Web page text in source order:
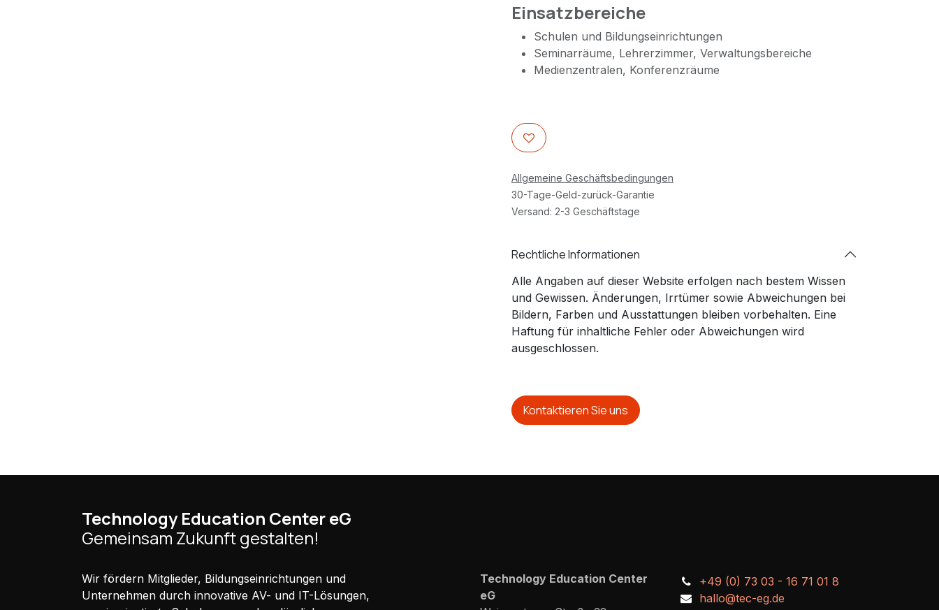
Einsatzbereiche
Schulen und Bildungseinrichtungen
Seminarräume, Lehrerzimmer, Verwaltungsbereiche
Medienzentralen, Konferenzräume
Allgemeine Geschäftsbedingungen
30-Tage-Geld-zurück-Garantie
Versand: 2-3 Geschäftstage
Rechtliche Informationen
Alle Angaben auf dieser Website erfolgen nach bestem Wissen
und Gewissen. Änderungen, Irrtümer sowie Abweichungen bei
Bildern, Farben und Ausstattungen bleiben vorbehalten. Eine
Haftung für inhaltliche Fehler oder Abweichungen wird
ausgeschlossen.
Kontaktieren Sie uns
Technology Education Center eG
Gemeinsam Zukunft gestalten!
Wir fördern Mitglieder, Bildungseinrichtungen und
Unternehmen durch innovative AV- und IT-Lösungen,
Technology Education Center
eG
+49 (0) 73 03 - 16 71 01 8
hallo@tec-eg.de